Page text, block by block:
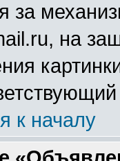
за
на
к началу